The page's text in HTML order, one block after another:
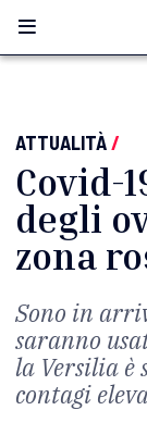
ATTUALITÀ/
Covid-
degli
zona
Sono in
saranno
la Versilia è
contagi